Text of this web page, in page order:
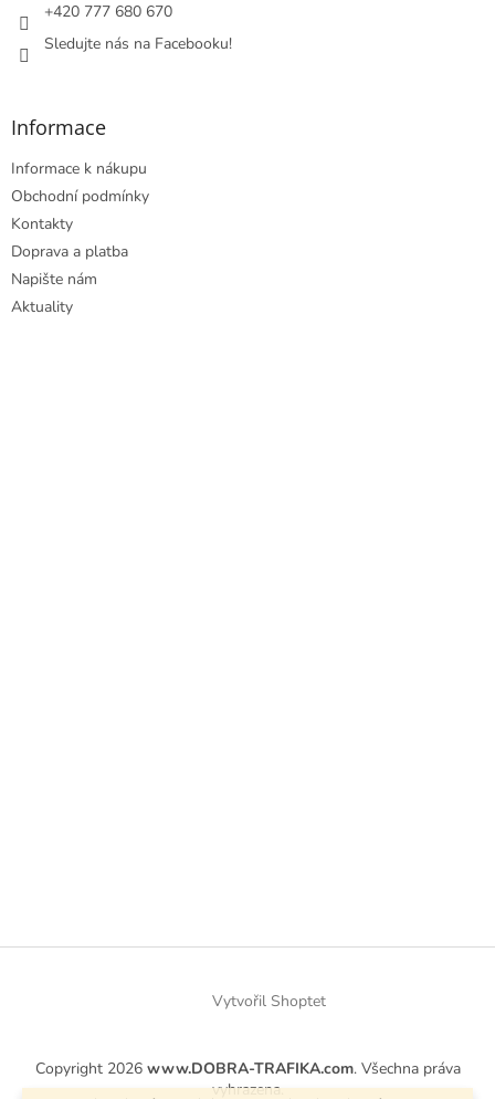
+420 777 680 670
Sledujte nás na Facebooku!
Informace
Informace k nákupu
Obchodní podmínky
Kontakty
Doprava a platba
Napište nám
Aktuality
Vytvořil Shoptet
Copyright 2026 www.DOBRA-TRAFIKA.com. Všechna práva
vyhrazena.